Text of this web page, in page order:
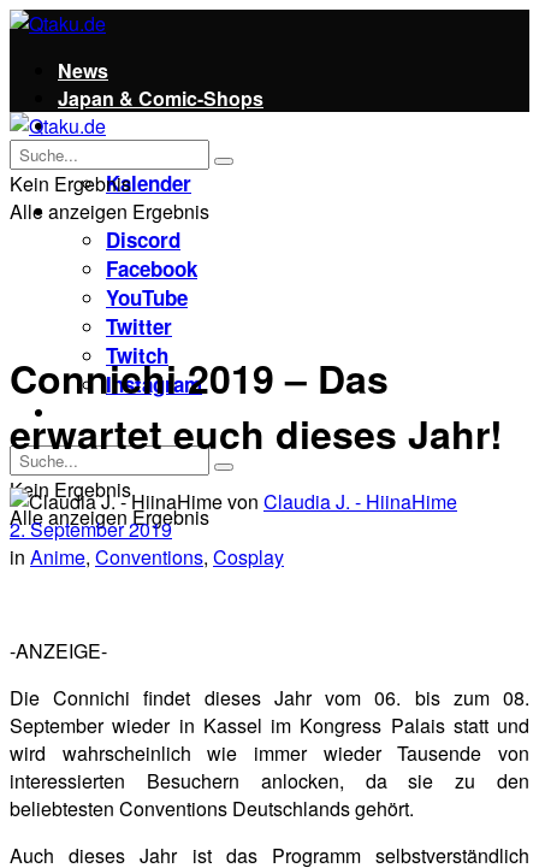
News
Japan & Comic-Shops
Qtaku
Kalender
Social
Discord
Facebook
YouTube
Twitter
Twitch
Instagram
Kein Ergebnis
Alle anzeigen Ergebnis
Kein Ergebnis
Alle anzeigen Ergebnis
Connichi 2019 – Das
erwartet euch dieses Jahr!
von Claudia J. - HiinaHime
2. September 2019
in Anime, Conventions, Cosplay
-ANZEIGE-
Die Connichi findet dieses Jahr vom 06. bis zum 08.
September wieder in Kassel im Kongress Palais statt und
wird wahrscheinlich wie immer wieder Tausende von
interessierten Besuchern anlocken, da sie zu den
beliebtesten Conventions Deutschlands gehört.
Auch dieses Jahr ist das Programm selbstverständlich